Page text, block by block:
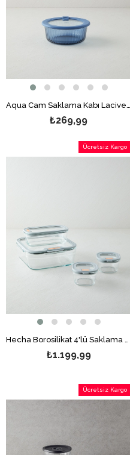
₺269,99
Hecha Borosilikat 4'lü Saklama Kabı 240-240-560-2878 ml Gri
₺1.199,99
Ücretsiz Kargo
Ücretsiz Kargo